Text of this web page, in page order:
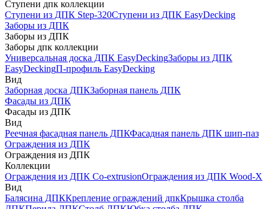
Ступени дпк коллекции
Ступени из ДПК Step-320Ступени из ДПК EasyDecking
Заборы из ДПК
Заборы из ДПК
Заборы дпк коллекции
Универсальная доска ДПК EasyDeckingЗаборы из ДПК
EasyDeckingП-профиль EasyDecking
Вид
Заборная доска ДПКЗаборная панель ДПК
Фасады из ДПК
Фасады из ДПК
Вид
Реечная фасадная панель ДПКФасадная панель ДПК шип-паз
Ограждения из ДПК
Ограждения из ДПК
Коллекции
Ограждения из ДПК Co-extrusionОграждения из ДПК Wood-X
Вид
Балясина ДПККрепление ограждений дпкКрышка столба